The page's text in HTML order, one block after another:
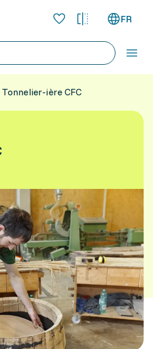
FR
Tonnelier-ière CFC